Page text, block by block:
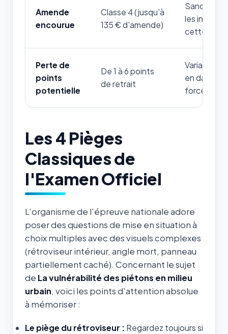
Amende
encourue
Classe 4 (jusqu'à
135 € d'amende)
Sanction
les
cette
Perte de
points
potentielle
De 1 à 6 points
de retrait
Variable
en danger
forces de
Les 4 Pièges
Classiques de
l'Examen Officiel
L'organisme de l'épreuve nationale adore
poser des questions de mise en situation à
choix multiples avec des visuels complexes
(rétroviseur intérieur, angle mort, panneau
partiellement caché). Concernant le sujet
de La vulnérabilité des piétons en milieu
urbain, voici les points d'attention absolue
à mémoriser :
Le piège du rétroviseur : Regardez toujours si